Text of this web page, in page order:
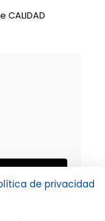
de privacidad